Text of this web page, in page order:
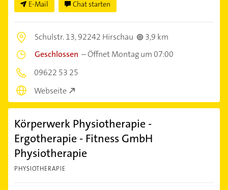
E-Mail Chat starten
Schulstr. 13,92242 Hirschau
3,9 km
Geschlossen –Öffnet Montag um 07:00
09622 53 25
Webseite
Körperwerk Physiotherapie -
Ergotherapie - Fitness GmbH
Physiotherapie
PHYSIOTHERAPIE